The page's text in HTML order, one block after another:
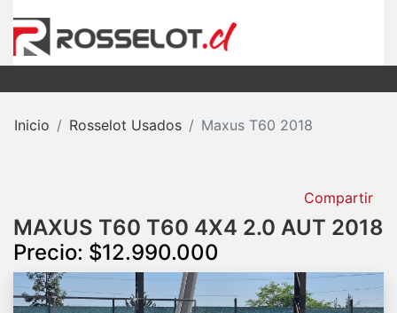
Inicio Rosselot Usados Maxus T60 2018
Compartir
MAXUS T60 T60 4X4 2.0 AUT 2018
Precio: $12.990.000